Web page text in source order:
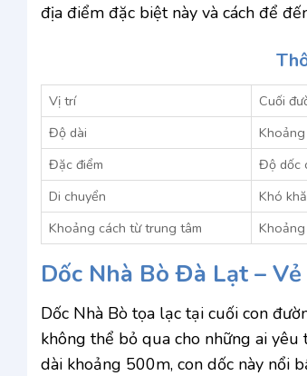
địa điểm đặc biệt này và cách để
Vị trí
Cuối
Độ dài
Đặc điểm
Độ dốc
Di chuyển
Khó
Khoảng cách từ trung tâm
Dốc Nhà Bò Đà Lạt –
Dốc Nhà Bò tọa lạc tại cuối con
không thể bỏ qua cho những ai
dài khoảng 500m, con dốc này nổi